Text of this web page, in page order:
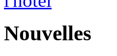
Nouvelles